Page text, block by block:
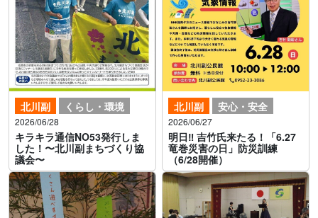
北川副 くらし・環境
2026/06/28
キラキラ通信NO53発行しま
した！〜北川副まちづくり協
議会〜
北川副 安心・安全
2026/06/27
明日‼ 吉竹氏来たる！「6.27
竜巻災害の日」防災訓練
（6/28開催）